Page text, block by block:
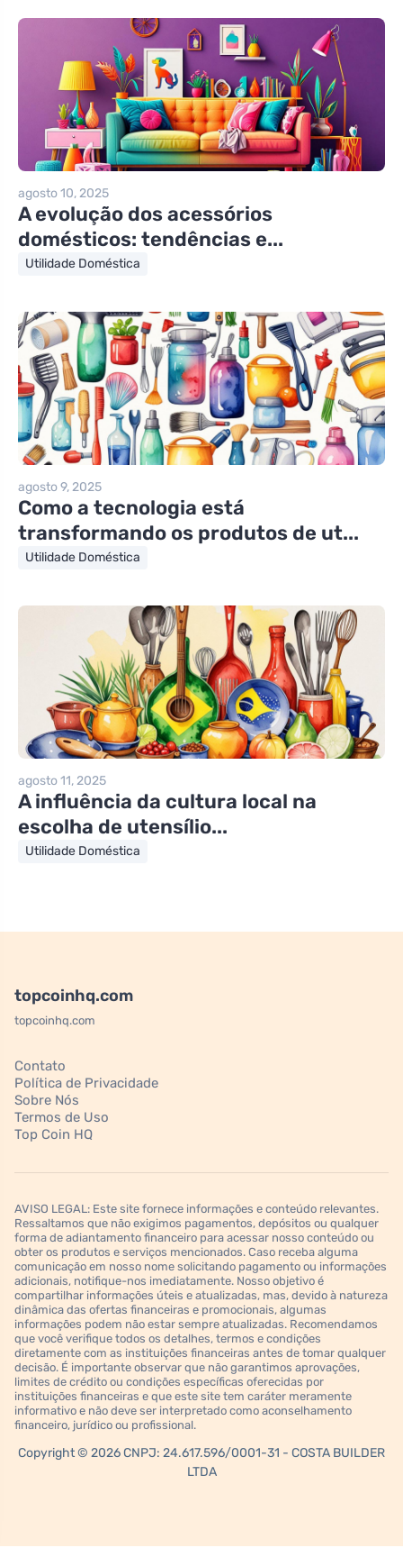
agosto 10, 2025
A evolução dos acessórios
domésticos: tendências e...
Utilidade Doméstica
agosto 9, 2025
Como a tecnologia está
transformando os produtos de ut...
Utilidade Doméstica
agosto 11, 2025
A influência da cultura local na
escolha de utensílio...
Utilidade Doméstica
topcoinhq.com
topcoinhq.com
Contato
Política de Privacidade
Sobre Nós
Termos de Uso
Top Coin HQ
AVISO LEGAL: Este site fornece informações e conteúdo relevantes.
Ressaltamos que não exigimos pagamentos, depósitos ou qualquer
forma de adiantamento financeiro para acessar nosso conteúdo ou
obter os produtos e serviços mencionados. Caso receba alguma
comunicação em nosso nome solicitando pagamento ou informações
adicionais, notifique-nos imediatamente. Nosso objetivo é
compartilhar informações úteis e atualizadas, mas, devido à natureza
dinâmica das ofertas financeiras e promocionais, algumas
informações podem não estar sempre atualizadas. Recomendamos
que você verifique todos os detalhes, termos e condições
diretamente com as instituições financeiras antes de tomar qualquer
decisão. É importante observar que não garantimos aprovações,
limites de crédito ou condições específicas oferecidas por
instituições financeiras e que este site tem caráter meramente
informativo e não deve ser interpretado como aconselhamento
financeiro, jurídico ou profissional.
Copyright © 2026 CNPJ: 24.617.596/0001-31 - COSTA BUILDER
LTDA